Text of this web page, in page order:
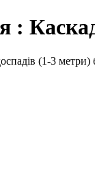
:
(1-3